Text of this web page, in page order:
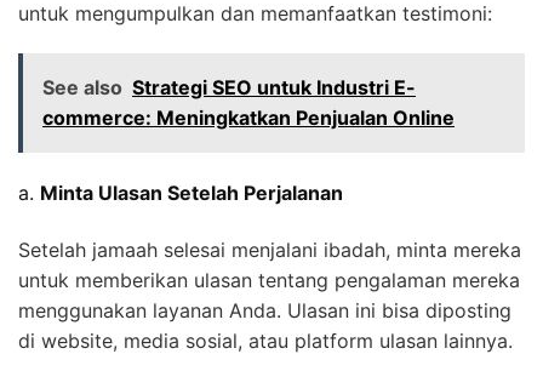
untuk mengumpulkan dan memanfaatkan testimoni:
See also Strategi SEO untuk Industri E-
commerce: Meningkatkan Penjualan Online
a. Minta Ulasan Setelah Perjalanan
Setelah jamaah selesai menjalani ibadah, minta mereka
untuk memberikan ulasan tentang pengalaman mereka
menggunakan layanan Anda. Ulasan ini bisa diposting
di website, media sosial, atau platform ulasan lainnya.